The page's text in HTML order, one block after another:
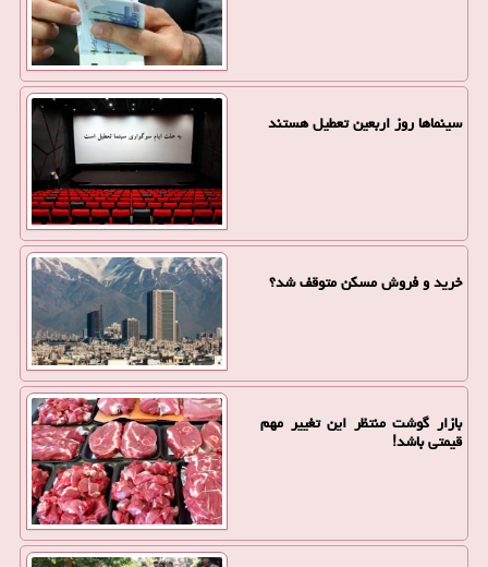
سینماها روز اربعین تعطیل هستند
خرید و فروش مسکن متوقف شد؟
بازار گوشت منتظر این تغییر مهم
قیمتی باشد!